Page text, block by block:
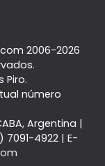
2006-2026
Piro.
número
Argentina |
7091-4922| E-